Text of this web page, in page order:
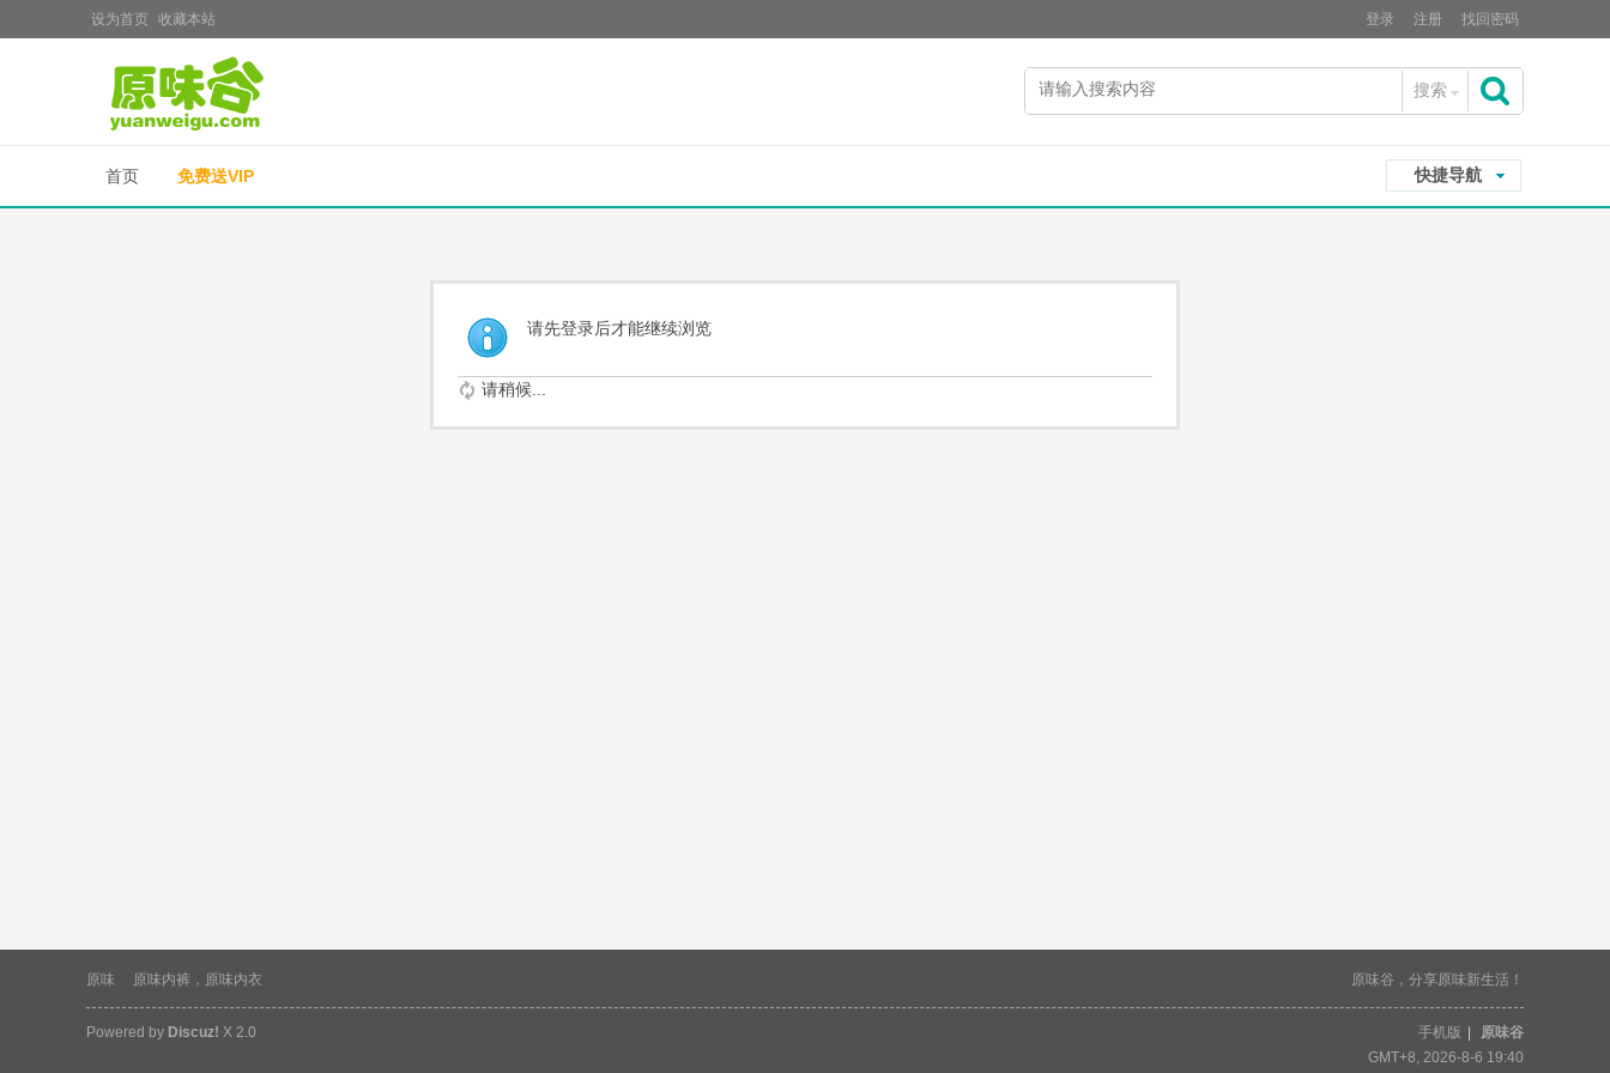
设为首页 收藏本站 登录 注册 找回密码
搜索
快捷导航
首页 免费送VIP
请先登录后才能继续浏览
请稍候...
原味 原味内裤，原味内衣 原味谷，分享原味新生活！
手机版
原味谷
GMT+8, 2026-8-6 19:40
Powered by Discuz! X 2.0